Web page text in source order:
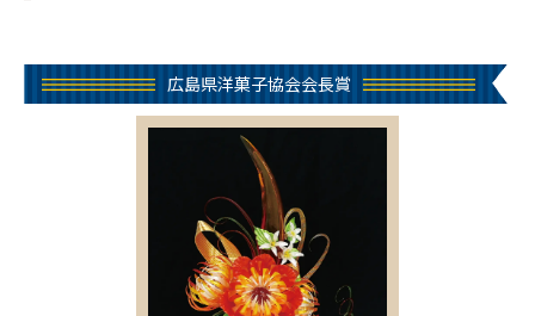
広島県洋菓子協会会長賞